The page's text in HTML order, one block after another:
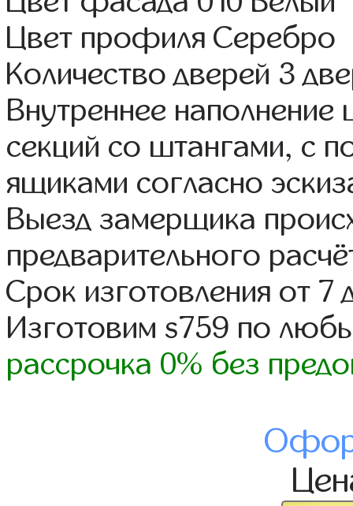
Цвет профиля Серебро
Количество дверей 3
Внутреннее
секций со штангами, с
ящиками согласно
Выезд замерщика
предварительного
Срок изготовления от 7
Изготовим s759 по
рассрочка 0% без